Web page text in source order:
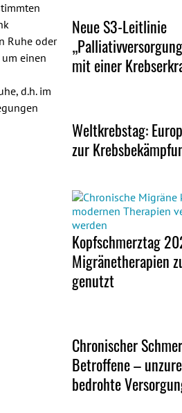
Neue S3-Leitlinie
mit einer
Weltkrebstag:
zur
Kopfschmerztag
Migränetherapien
genutzt
Chronischer
Betroffene –
bedrohte
Ruhe oder
einen
d.h. im